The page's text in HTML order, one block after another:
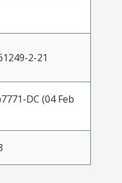
2-21
DC (04 Feb